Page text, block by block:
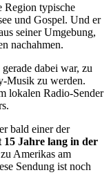
Region typische
und Gospel. Und er
seiner Umgebung,
nachahmen.
dabei war, zu
Musik zu werden.
lokalen Radio-Sender
bald einer der
Jahre lang in der
Amerikas am
Sendung ist noch